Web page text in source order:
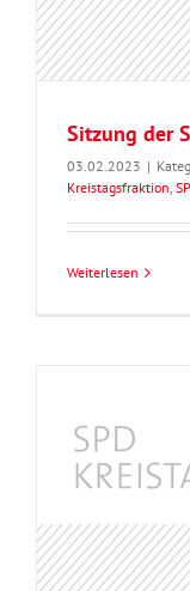
Sitzung der
03.02.2023 |
Kreistagsfraktion,
Weiterlesen